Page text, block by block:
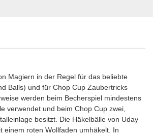
Magiern in der Regel für das beliebte
Balls) und für Chop Cup Zaubertricks
werden beim Becherspiel mindestens
verwendet und beim Chop Cup zwei,
besitzt. Die Häkelbälle von Uday
einem roten Wollfaden umhäkelt. In